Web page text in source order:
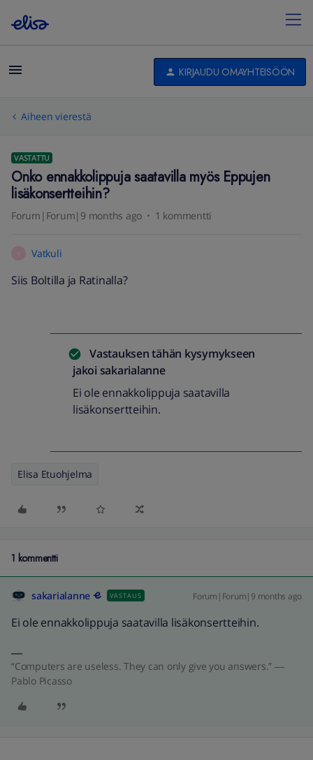
KIRJAUDU OMAYHTEISÖÖN
Aiheen vierestä
VASTATTU
Onko ennakkolippuja saatavilla myös Eppujen
lisäkonsertteihin?
Forum|Forum|9 months ago 1 kommentti
Vatkuli
Siis Boltilla ja Ratinalla?
Vastauksen tähän kysymykseen
jakoi sakarialanne
Ei ole ennakkolippuja saatavilla
lisäkonsertteihin.
Elisa Etuohjelma
1 kommentti
sakarialanne VASTAUS Forum|Forum|9 months ago
Ei ole ennakkolippuja saatavilla lisäkonsertteihin.
“Computers are useless. They can only give you answers.” ―
Pablo Picasso